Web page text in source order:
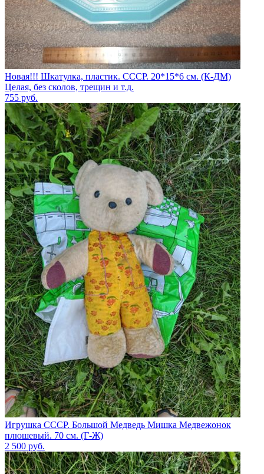
Новая!!! Шкатулка, пластик. СССР. 20*15*6 см. (К-ДМ)
Целая, без сколов, трещин и т.д.
755 руб.
Игрушка СССР. Большой Медведь Мишка Медвежонок
плюшевый. 70 см. (Г-Ж)
2 500 руб.